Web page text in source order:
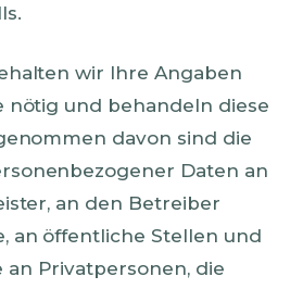
wir Ihre Angaben
nötig und behandeln diese
davon sind die
Daten an
an den Betreiber
an öffentliche Stellen und
an Privatpersonen, die